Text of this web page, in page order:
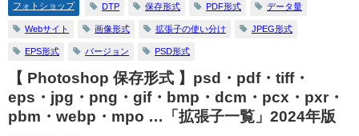
フォトショップ DTP 保存形式 PDF形式 データ量
Webサイト 画像形式 拡張子の使い分け JPEG形式
EPS形式 バージョン PSD形式
【 Photoshop 保存形式 】psd・pdf・tiff・
eps・jpg・png・gif・bmp・dcm・pcx・pxr・
pbm・webp・mpo …「拡張子一覧」2024年版